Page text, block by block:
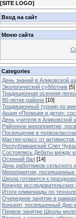
[SITE LOGO]
Вход на сайт
Меню сайта
Categories
День знаний в Аликовской
Экологический субботник [5]
Традиционная осенняя
90-летие района [10]
Традиционный турнир по
Акция «Полиция и дети»:
День учителя в Аликовской
Районное мероприятие,
Посвящение в
Мастер-класс от
Республиканский Слет
Состоялись Дебаты между
Осенний бал [14]
День работников
Мероприятия,
Школа готовится к
Конкурс
Итоги олимпиады по
Очередное занятие в
Концерт, посвященный Дню
Первое занятие Школы